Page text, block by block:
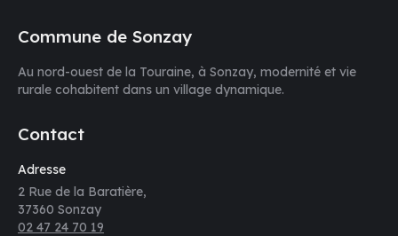
Commune de Sonzay
Au nord-ouest de la Touraine, à Sonzay, modernité et vie
rurale cohabitent dans un village dynamique.
Contact
Adresse
2 Rue de la Baratière,
37360 Sonzay
02 47 24 70 19